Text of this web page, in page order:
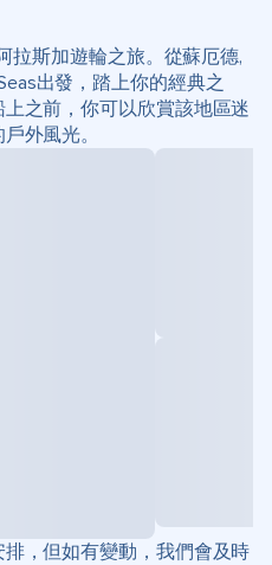
拉斯加遊輪之旅。從蘇厄德,
出發，踏上你的經典之
之前，你可以欣賞該地區迷
外風光。
，但如有變動，我們會及時